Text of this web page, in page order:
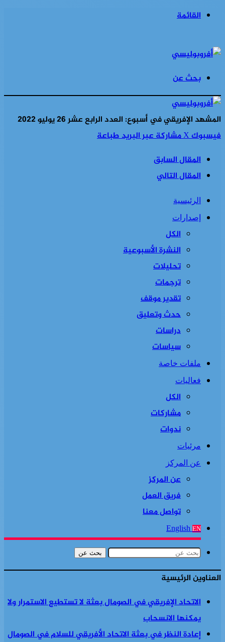
القائمة
بحث عن
المشهد الإفريقي في أسبوع: العدد الرابع عشر 26 يوليو 2022
فيسبوك‫Xمشاركة عبر البريدطباعة
المقال السابق
المقال التالي
الرئيسية
إصدارات
الكل
النشرة الأسبوعية
تحليلات
ترجمات
تقدير موقف
حدث وتعليق
دراسات
سياسات
ملفات خاصة
فعاليات
الكل
مشاركات
ندوات
مرئيات
عن المركز
عن المركز
فريق العمل
تواصل معنا
English EN
بحث عن
العناوين الرئيسية
الاتحاد الإفريقي في الصومال بعثة لا تستطيع الاستمرار ولا
يمكنها الانسحاب
إعادة النظر في بعثة الاتحاد الأفريقي للسلام في الصومال